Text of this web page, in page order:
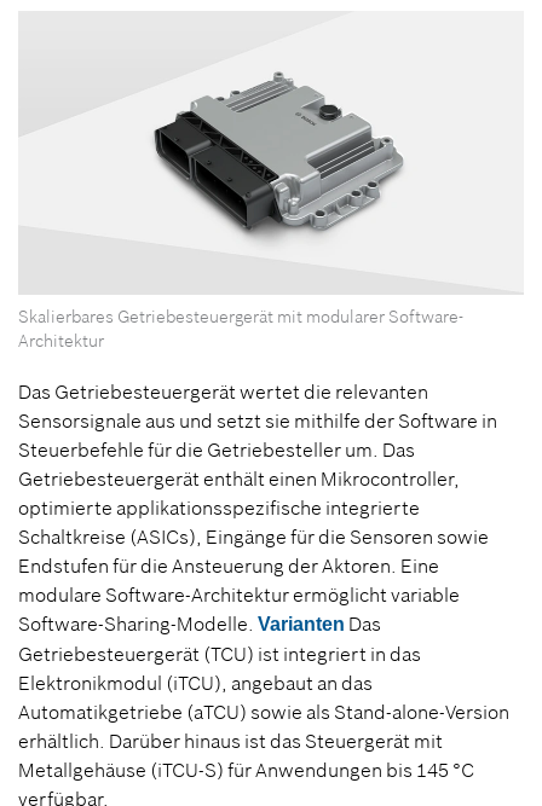
Skalierbares Getriebesteuergerät mit modularer Software-
Architektur
Das Getriebesteuergerät wertet die relevanten
Sensorsignale aus und setzt sie mithilfe der Software in
Steuerbefehle für die Getriebesteller um. Das
Getriebesteuergerät enthält einen Mikrocontroller,
optimierte applikationsspezifische integrierte
Schaltkreise (ASICs), Eingänge für die Sensoren sowie
Endstufen für die Ansteuerung der Aktoren. Eine
modulare Software-Architektur ermöglicht variable
Software-Sharing-Modelle. Varianten Das
Getriebesteuergerät (TCU) ist integriert in das
Elektronikmodul (iTCU), angebaut an das
Automatikgetriebe (aTCU) sowie als Stand-alone-Version
erhältlich. Darüber hinaus ist das Steuergerät mit
Metallgehäuse (iTCU-S) für Anwendungen bis 145 °C
verfügbar.